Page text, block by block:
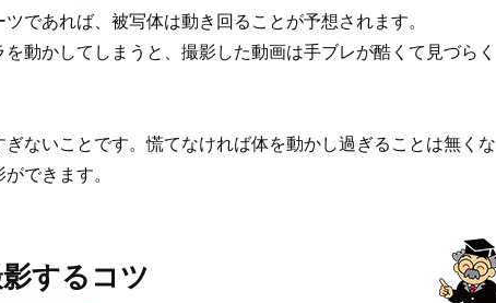
であれば、被写体は動き回ることが予想されます。
動かしてしまうと、撮影した動画は手ブレが酷くて見づらく
ないことです。慌てなければ体を動かし過ぎることは無くな
できます。
するコツ